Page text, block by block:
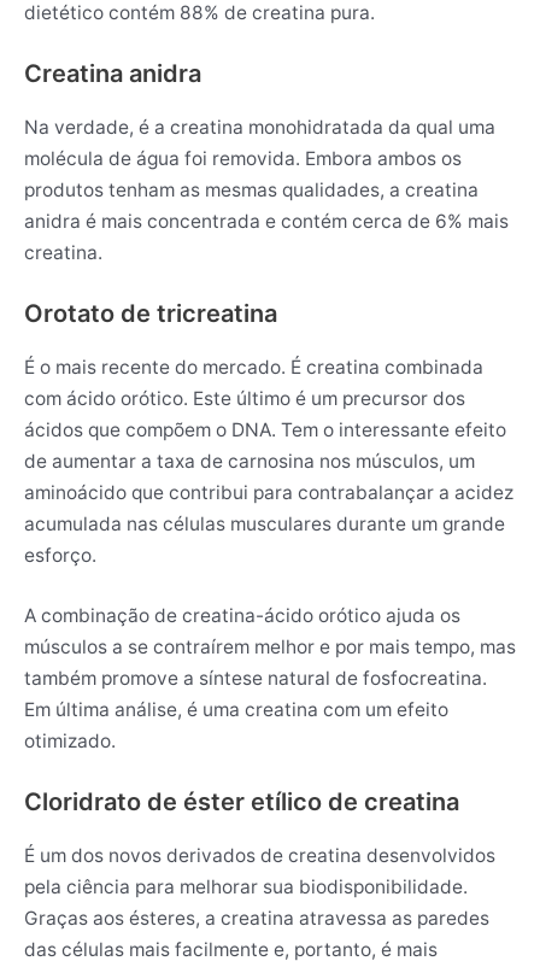
dietético contém 88% de creatina pura.
Creatina anidra
Na verdade, é a creatina monohidratada da qual uma
molécula de água foi removida. Embora ambos os
produtos tenham as mesmas qualidades, a creatina
anidra é mais concentrada e contém cerca de 6% mais
creatina.
Orotato de tricreatina
É o mais recente do mercado. É creatina combinada
com ácido orótico. Este último é um precursor dos
ácidos que compõem o DNA. Tem o interessante efeito
de aumentar a taxa de carnosina nos músculos, um
aminoácido que contribui para contrabalançar a acidez
acumulada nas células musculares durante um grande
esforço.
A combinação de creatina-ácido orótico ajuda os
músculos a se contraírem melhor e por mais tempo, mas
também promove a síntese natural de fosfocreatina.
Em última análise, é uma creatina com um efeito
otimizado.
Cloridrato de éster etílico de creatina
É um dos novos derivados de creatina desenvolvidos
pela ciência para melhorar sua biodisponibilidade.
Graças aos ésteres, a creatina atravessa as paredes
das células mais facilmente e, portanto, é mais